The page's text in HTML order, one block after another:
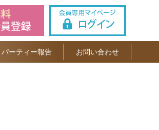
パーティー報告 お問い合わせ